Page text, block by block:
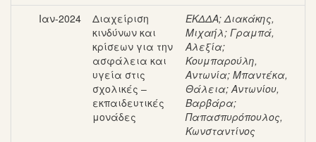
Ιαν-2024
Διαχείριση
κινδύνων και
κρίσεων για την
ασφάλεια και
υγεία στις
σχολικές –
εκπαιδευτικές
μονάδες
ΕΚΔΔΑ;Διακάκης,
Μιχαήλ; Γραμπά,
Αλεξία;
Κουμπαρούλη,
Αντωνία; Μπαντέκα,
Θάλεια;Αντωνίου,
Βαρβάρα;
Παπασπυρόπουλος,
Κωνσταντίνος